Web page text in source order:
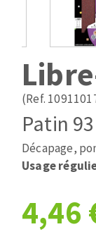
Pose
Mèches
Fraises
Fers et
Patins
Bandes
Cales à
(Ref.
Patin
Décapage,
Usage
4,46